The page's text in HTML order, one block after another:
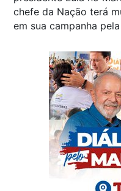
chefe da Nação terá
em sua campanha